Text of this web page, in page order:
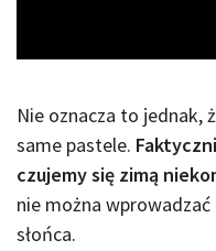
Nie oznacza to jednak,
same pastele.
czujemy się zimą
nie można
słońca.